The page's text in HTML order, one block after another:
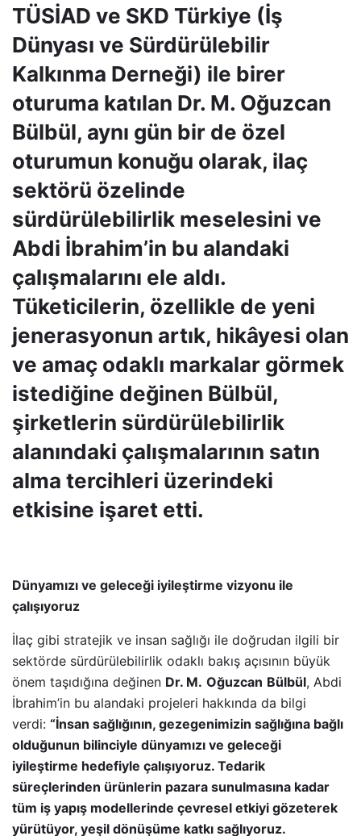
TÜSİAD ve SKD Türkiye (İş
Dünyası ve Sürdürülebilir
Kalkınma Derneği) ile birer
oturuma katılan Dr. M. Oğuzcan
Bülbül, aynı gün bir de özel
oturumun konuğu olarak, ilaç
sektörü özelinde
sürdürülebilirlik meselesini ve
Abdi İbrahim’in bu alandaki
çalışmalarını ele aldı.
Tüketicilerin, özellikle de yeni
jenerasyonun artık, hikâyesi olan
ve amaç odaklı markalar görmek
istediğine değinen Bülbül,
şirketlerin sürdürülebilirlik
alanındaki çalışmalarının satın
alma tercihleri üzerindeki
etkisine işaret etti.
Dünyamızı ve geleceği iyileştirme vizyonu ile
çalışıyoruz
İlaç gibi stratejik ve insan sağlığı ile doğrudan ilgili bir
sektörde sürdürülebilirlik odaklı bakış açısının büyük
önem taşıdığına değinen Dr. M. Oğuzcan Bülbül, Abdi
İbrahim’in bu alandaki projeleri hakkında da bilgi
verdi: “İnsan sağlığının, gezegenimizin sağlığına bağlı
olduğunun bilinciyle dünyamızı ve geleceği
iyileştirme hedefiyle çalışıyoruz. Tedarik
süreçlerinden ürünlerin pazara sunulmasına kadar
tüm iş yapış modellerinde çevresel etkiyi gözeterek
yürütüyor, yeşil dönüşüme katkı sağlıyoruz.